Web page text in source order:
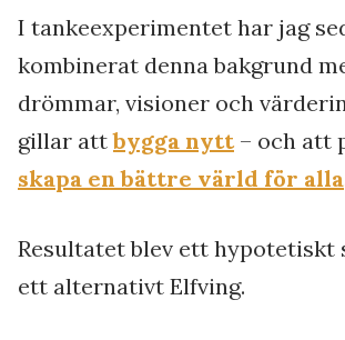
I tankeexperimentet har jag
kombinerat denna bakgrund
drömmar, visioner och
gillar attbygga nytt– och att
skapa en bättre värld för alla
Resultatet blev ett hypotetiskt
ett alternativt Elfving.